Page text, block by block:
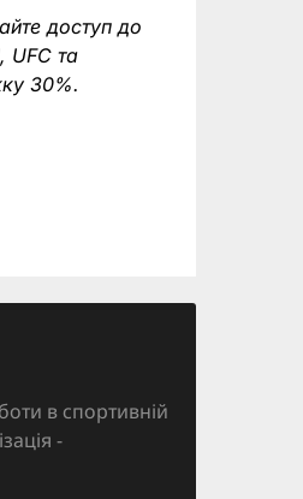
доступ до
UFC та
30%.
в спортивній
-